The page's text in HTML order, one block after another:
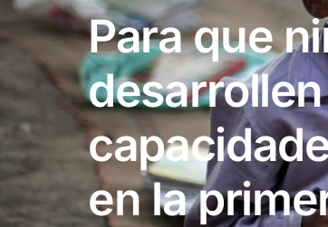
Para que
en la